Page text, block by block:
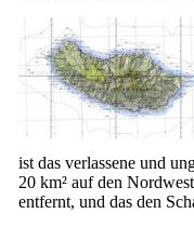
ist das verlassene und
20 km² auf den
entfernt, und das den